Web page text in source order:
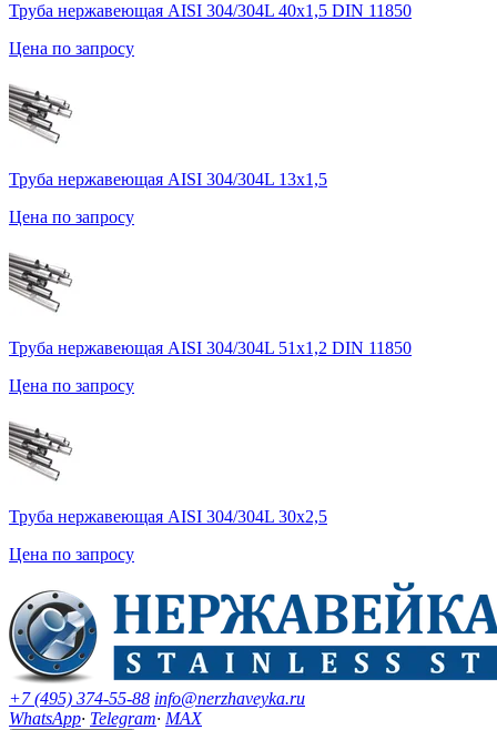
Труба нержавеющая AISI 304/304L 40х1,5 DIN 11850
Цена по запросу
Труба нержавеющая AISI 304/304L 13х1,5
Цена по запросу
Труба нержавеющая AISI 304/304L 51х1,2 DIN 11850
Цена по запросу
Труба нержавеющая AISI 304/304L 30х2,5
Цена по запросу
+7 (495) 374-55-88 info@nerzhaveyka.ru
WhatsApp· Telegram· MAX